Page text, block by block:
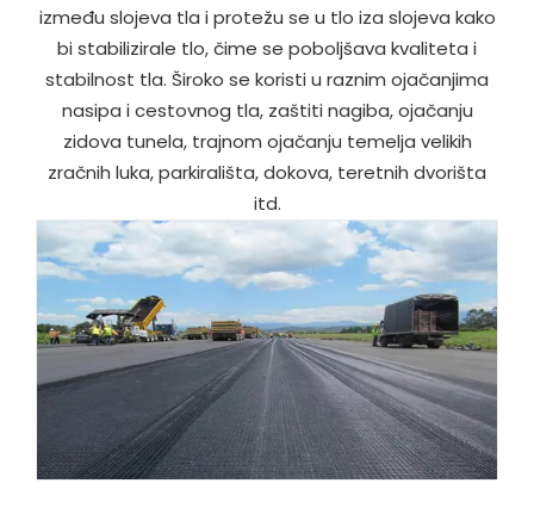
između slojeva tla i protežu se u tlo iza slojeva kako
bi stabilizirale tlo, čime se poboljšava kvaliteta i
stabilnost tla. Široko se koristi u raznim ojačanjima
nasipa i cestovnog tla, zaštiti nagiba, ojačanju
zidova tunela, trajnom ojačanju temelja velikih
zračnih luka, parkirališta, dokova, teretnih dvorišta
itd.